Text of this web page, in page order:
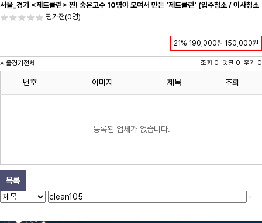
서울_경기 <제트클린> 찐! 숨은고수 10명이 모여서 만든 '제트클린' (입주청소 / 이사청소
/ 줄눈시공) 항상 꼼꼼하게 친절하게 응대하겠습니다^-^
평가전(0명)
21% 190,000원 150,000원
서울경기전체 조회 0 댓글 0 후기 0
번호 이미지 제목 조회
등록된 업체가 없습니다.
목록